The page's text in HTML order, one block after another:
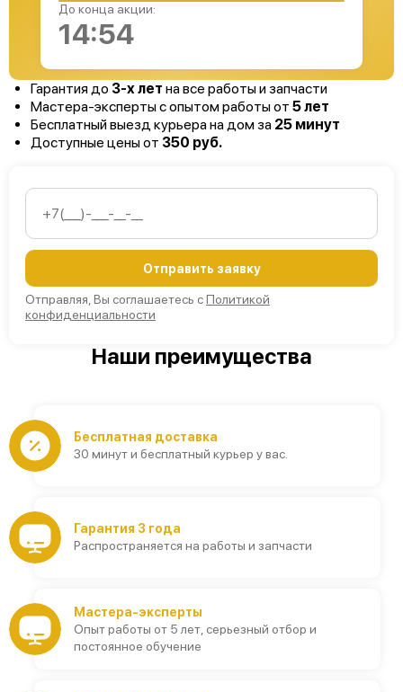
Гарантия до 3-х лет на все работы и запчасти
Мастера-эксперты с опытом работы от 5 лет
Бесплатный выезд курьера на дом за 25 минут
Доступные цены от 350 руб.
Отправить заявку
Отправляя, Вы соглашаетесь сПолитикой
конфиденциальности
До конца акции:
14:53
Наши преимущества
Бесплатная доставка
30 минут и бесплатный курьер у вас.
Гарантия 3 года
Распространяется на работы и запчасти
Мастера-эксперты
Опыт работы от 5 лет, серьезный отбор и
постоянное обучение